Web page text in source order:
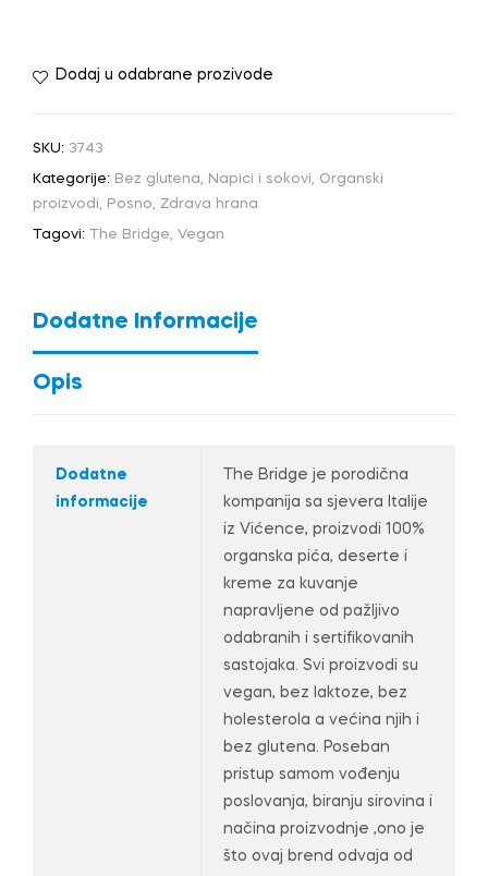
Dodaj u odabrane prozivode
SKU: 3743
Kategorije: Bez glutena, Napici i sokovi, Organski
proizvodi, Posno, Zdrava hrana
Tagovi: The Bridge, Vegan
Dodatne Informacije
Opis
Dodatne
informacije
The Bridge je porodična
kompanija sa sjevera Italije
iz Vićence, proizvodi 100%
organska pića, deserte i
kreme za kuvanje
napravljene od pažljivo
odabranih i sertifikovanih
sastojaka. Svi proizvodi su
vegan, bez laktoze, bez
holesterola a većina njih i
bez glutena. Poseban
pristup samom vođenju
poslovanja, biranju sirovina i
načina proizvodnje ,ono je
što ovaj brend odvaja od